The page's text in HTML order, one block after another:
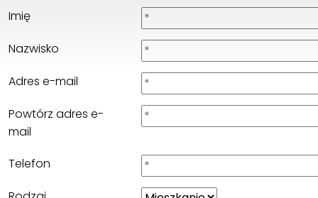
Imię
Nazwisko
Adres e-mail
Powtórz adres e-
mail
Telefon